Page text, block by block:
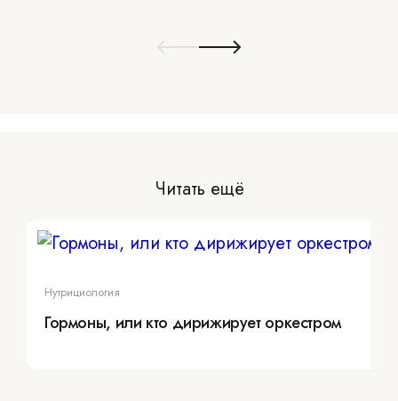
Читать ещё
Нутрициология
Гормоны, или кто дирижирует оркестром